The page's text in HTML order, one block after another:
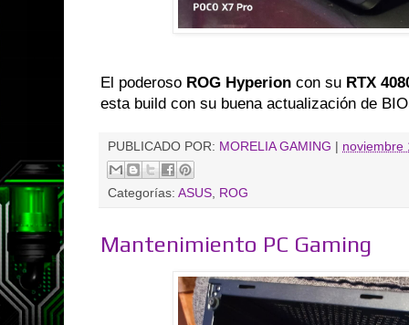
El poderoso ROG Hyperion con su RTX
esta build con su buena actualización de
PUBLICADO POR: MORELIA GAMING noviembre
Categorías: ASUS, ROG
Mantenimiento PC Gaming